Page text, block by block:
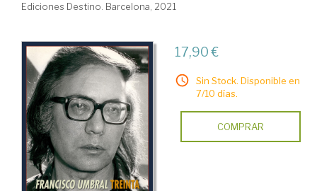
Ediciones Destino. Barcelona, 2021
17,90 €
Sin Stock. Disponible en
7/10 días.
COMPRAR